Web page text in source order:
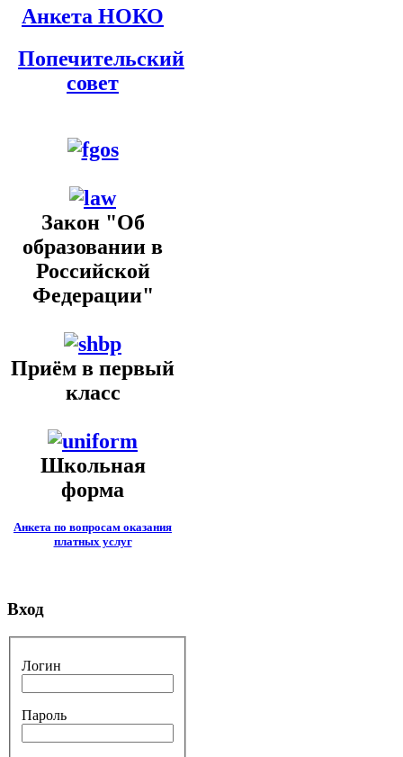
Анкета НОКО
Попечительский
совет
Закон "Об
образовании в
Российской
Федерации"
Приём в первый
класс
Школьная
форма
Анкета по вопросам оказания
платных услуг
Вход
Логин
Пароль